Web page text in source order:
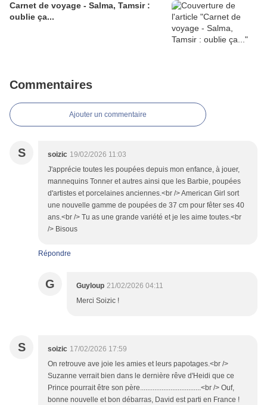
Carnet de voyage - Salma, Tamsir :
oublie ça...
Commentaires
Ajouter un commentaire
S soizic 19/02/2026 11:03
J'apprécie toutes les poupées depuis mon enfance, à jouer,
mannequins Tonner et autres ainsi que les Barbie, poupées
d'artistes et porcelaines anciennes.<br /> American Girl sort
une nouvelle gamme de poupées de 37 cm pour fêter ses 40
ans.<br /> Tu as une grande variété et je les aime toutes.<br
/> Bisous
Répondre
G Guyloup 21/02/2026 04:11
Merci Soizic !
S soizic 17/02/2026 17:59
On retrouve ave joie les amies et leurs papotages.<br />
Suzanne verrait bien dans le dernière rêve d'Heidi que ce
Prince pourrait être son père..................................<br /> Ouf,
bonne nouvelle et bon débarras, David est parti en France !